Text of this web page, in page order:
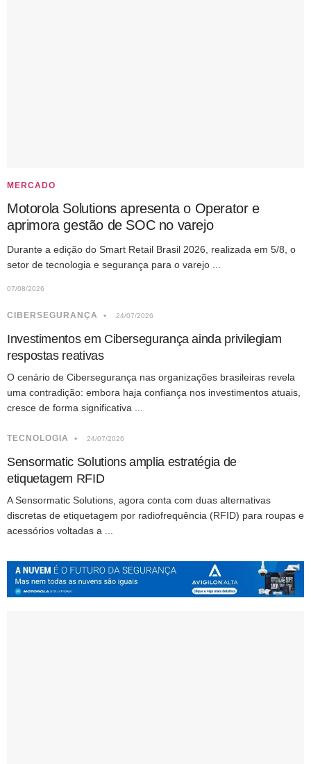
MERCADO
Motorola Solutions apresenta o Operator e
aprimora gestão de SOC no varejo
Durante a edição do Smart Retail Brasil 2026, realizada em 5/8, o
setor de tecnologia e segurança para o varejo ...
07/08/2026
CIBERSEGURANÇA 24/07/2026
Investimentos em Cibersegurança ainda privilegiam
respostas reativas
O cenário de Cibersegurança nas organizações brasileiras revela
uma contradição: embora haja confiança nos investimentos atuais,
cresce de forma significativa ...
TECNOLOGIA 24/07/2026
Sensormatic Solutions amplia estratégia de
etiquetagem RFID
A Sensormatic Solutions, agora conta com duas alternativas
discretas de etiquetagem por radiofrequência (RFID) para roupas e
acessórios voltadas a ...